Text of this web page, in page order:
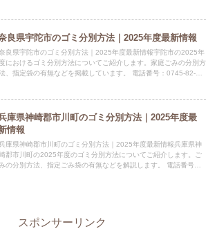
良県宇陀市のゴミ分別方法｜2025年度最新情報
良県宇陀市のゴミ分別方法｜2025年度最新情報宇陀市の2025年
度におけるゴミ分別方法についてご紹介します。家庭ごみの分別方
、指定袋の有無などを掲載しています。 電話番号：0745-82-
庫県神崎郡市川町のゴミ分別方法｜2025年度最
情報
庫県神崎郡市川町のゴミ分別方法｜2025年度最新情報兵庫県神
郡市川町の2025年度のゴミ分別方法についてご紹介します。ご
の分別方法、指定ごみ袋の有無などを解説します。 電話番号：
スポンサーリンク